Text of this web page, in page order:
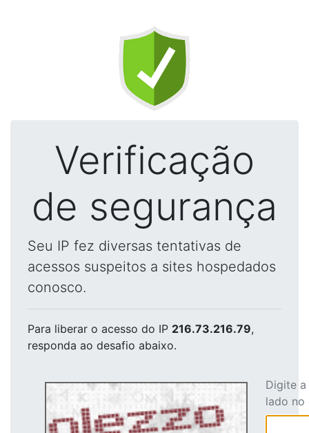
Verificação
de segurança
Seu IP fez diversas tentativas de
acessos suspeitos a sites hospedados
conosco.
Para liberar o acesso do IP 216.73.216.79,
responda ao desafio abaixo.
Digite
lado no